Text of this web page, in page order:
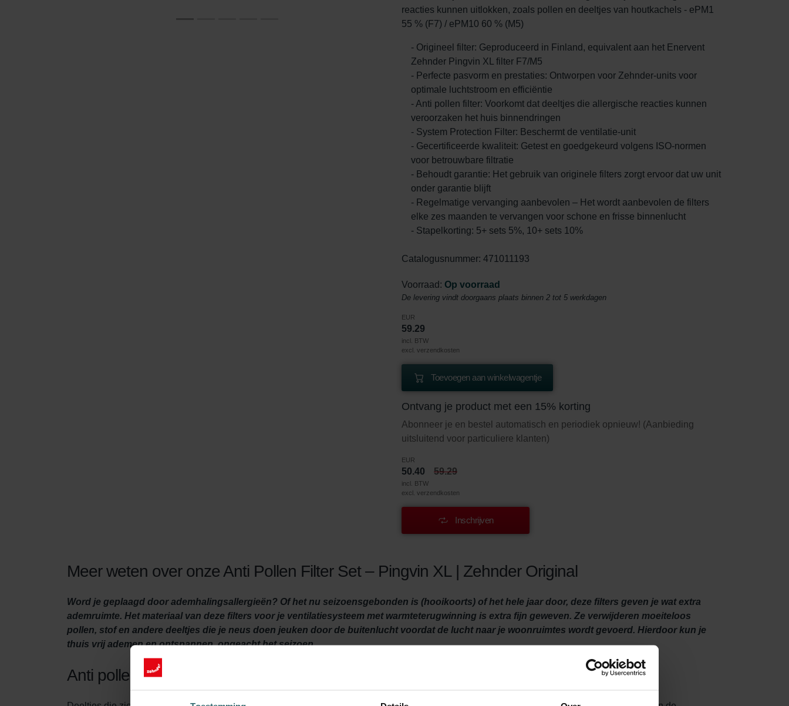
reacties kunnen uitlokken, zoals pollen en deeltjes van houtkachels - ePM1
55 % (F7) / ePM10 60 % (M5)
- Origineel filter: Geproduceerd in Finland, equivalent aan het Enervent
Zehnder Pingvin XL filter F7/M5
- Perfecte pasvorm en prestaties: Ontworpen voor Zehnder-units voor
optimale luchtstroom en efficiëntie
- Anti pollen filter: Voorkomt dat deeltjes die allergische reacties kunnen
veroorzaken het huis binnendringen
- System Protection Filter: Beschermt de ventilatie-unit
- Gecertificeerde kwaliteit: Getest en goedgekeurd volgens ISO-normen
voor betrouwbare filtratie
- Behoudt garantie: Het gebruik van originele filters zorgt ervoor dat uw unit
onder garantie blijft
- Regelmatige vervanging aanbevolen – Het wordt aanbevolen de filters
elke zes maanden te vervangen voor schone en frisse binnenlucht
- Stapelkorting: 5+ sets 5%, 10+ sets 10%
Catalogusnummer: 471011193
Voorraad: Op voorraad
De levering vindt doorgaans plaats binnen 2 tot 5 werkdagen
EUR
59.29
incl. BTW
excl. verzendkosten
Toevoegen aan winkelwagentje
Ontvang je product met een 15% korting
Abonneer je en bestel automatisch en periodiek opnieuw! (Aanbieding
uitsluitend voor particuliere klanten)
EUR
50.40 59.29
incl. BTW
excl. verzendkosten
Inschrijven
Meer weten over onze Anti Pollen Filter Set – Pingvin XL | Zehnder Original
Word je geplaagd door ademhalingsallergieën? Of het nu seizoensgebonden is (hooikoorts) of het hele jaar door, deze filters geven je wat extra
ademruimte. Het materiaal van deze filters voor je ventilatiesysteem met warmteterugwinning is extra fijn geweven. Ze verwijderen moeiteloos
pollen, stof en andere deeltjes die je neus doen jeuken door de buitenlucht voordat de lucht naar je woonruimtes wordt gevoerd. Hierdoor kun je
thuis vrij ademen en ontspannen, ongeacht het seizoen.
Anti pollen filterset